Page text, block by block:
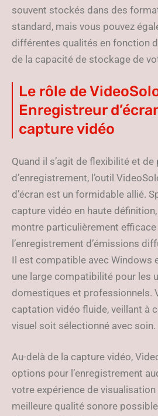
souvent stockés dans des
standard, mais vous pouvez
différentes qualités en fonction
de la capacité de stockage de
Le rôle de
Enregistreur
capture vidéo
Quand il s’agit de flexibilité et de
d’enregistrement, l’outil
d’écran est un formidable allié.
capture vidéo en haute
montre particulièrement
l’enregistrement d’émissions
Il est compatible avec Windows
une large compatibilité pour les
domestiques et professionnels.
captation vidéo fluide, veillant à
visuel soit sélectionné avec soin.
Au-delà de la capture vidéo,
options pour l’enregistrement
votre expérience de
meilleure qualité sonore